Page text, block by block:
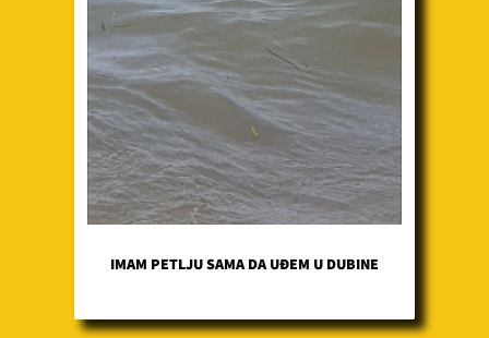
IMAM PETLJU SAMA DA UĐEM U DUBINE